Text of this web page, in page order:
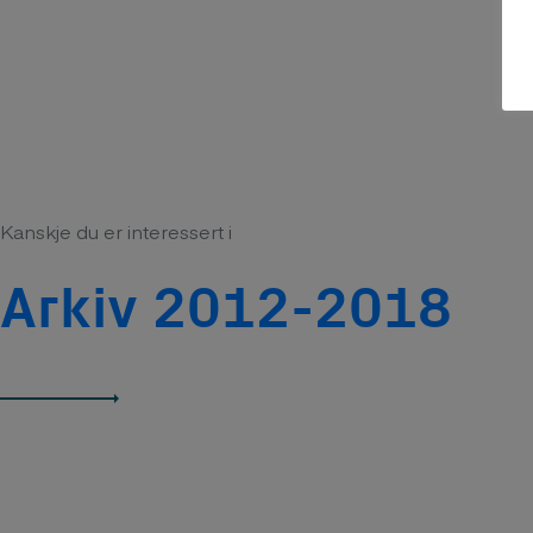
Kanskje du er interessert i
Arkiv 2012-2018